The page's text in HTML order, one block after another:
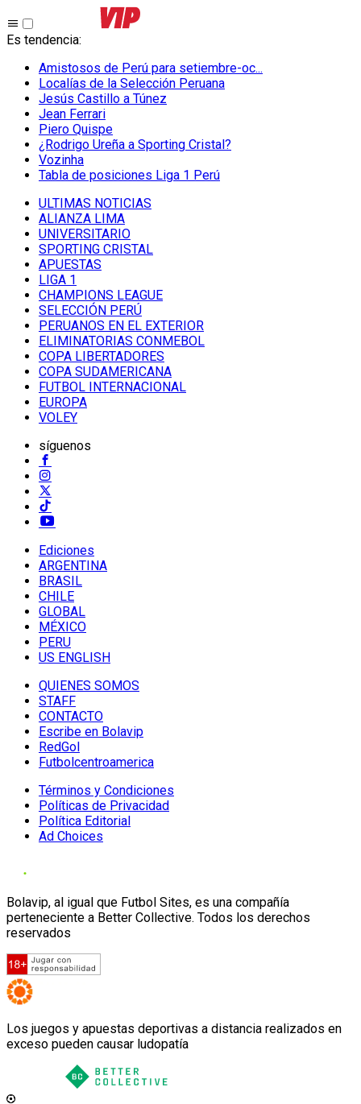
Es tendencia:
Amistosos de Perú para setiembre-oc...
Localías de la Selección Peruana
Jesús Castillo a Túnez
Jean Ferrari
Piero Quispe
¿Rodrigo Ureña a Sporting Cristal?
Vozinha
Tabla de posiciones Liga 1 Perú
ULTIMAS NOTICIAS
ALIANZA LIMA
UNIVERSITARIO
SPORTING CRISTAL
APUESTAS
LIGA 1
CHAMPIONS LEAGUE
SELECCIÓN PERÚ
PERUANOS EN EL EXTERIOR
ELIMINATORIAS CONMEBOL
COPA LIBERTADORES
COPA SUDAMERICANA
FUTBOL INTERNACIONAL
EUROPA
VOLEY
síguenos
Ediciones
ARGENTINA
BRASIL
CHILE
GLOBAL
MÉXICO
PERU
US ENGLISH
QUIENES SOMOS
STAFF
CONTACTO
Escribe en Bolavip
RedGol
Futbolcentroamerica
Términos y Condiciones
Políticas de Privacidad
Política Editorial
Ad Choices
Bolavip, al igual que Futbol Sites, es una compañía
perteneciente a Better Collective. Todos los derechos
reservados
Los juegos y apuestas deportivas a distancia realizados en
exceso pueden causar ludopatía